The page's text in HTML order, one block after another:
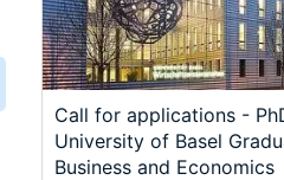
Call for applications -
University of Basel
Business and Economics